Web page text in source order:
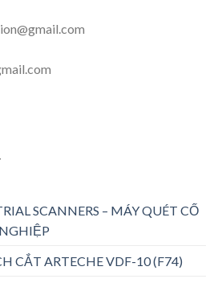
SCANNERS – MÁY QUÉT CỐ
CẮT ARTECHE VDF-10 (F74)